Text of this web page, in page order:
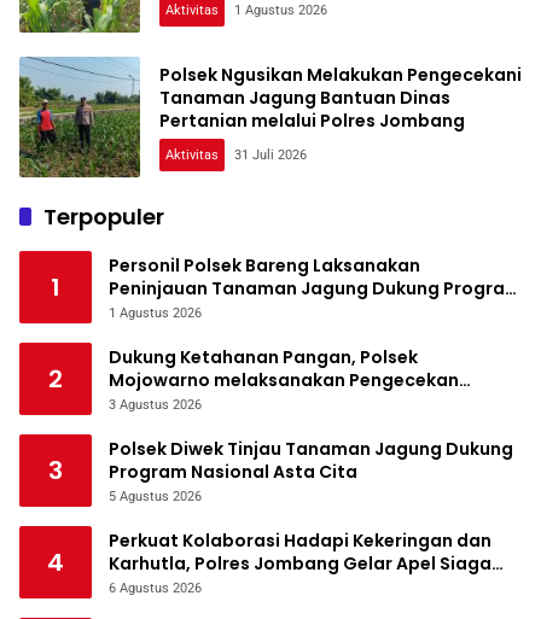
Aktivitas 1 Agustus 2026
Polsek Ngusikan Melakukan Pengecekani
Tanaman Jagung Bantuan Dinas
Pertanian melalui Polres Jombang
Aktivitas 31 Juli 2026
Terpopuler
1
Personil Polsek Bareng Laksanakan
Peninjauan Tanaman Jagung Dukung Program
Ketahanan Pangan
1 Agustus 2026
2
Dukung Ketahanan Pangan, Polsek
Mojowarno melaksanakan Pengecekan
Tanaman Jagung
3 Agustus 2026
3
Polsek Diwek Tinjau Tanaman Jagung Dukung
Program Nasional Asta Cita
5 Agustus 2026
4
Perkuat Kolaborasi Hadapi Kekeringan dan
Karhutla, Polres Jombang Gelar Apel Siaga
Bencana
6 Agustus 2026